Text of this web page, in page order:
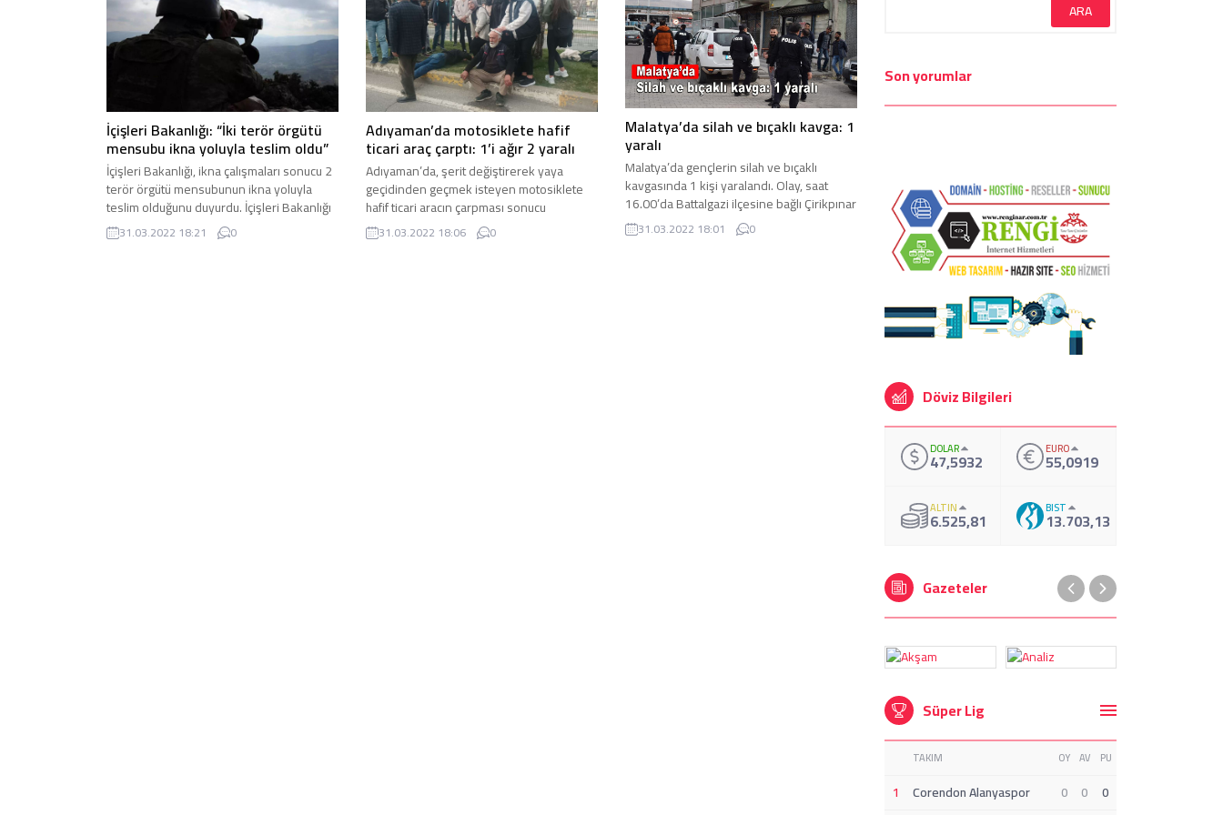
belirlenemeyen bir işçi dengesini
kaybederek inşaatın 6. katından aşağıya
düştü. Olayı fark eden inşaattaki diğer...
İçişleri Bakanlığı: “İki terör örgütü
mensubu ikna yoluyla teslim oldu”
İçişleri Bakanlığı, ikna çalışmaları sonucu 2
terör örgütü mensubunun ikna yoluyla
teslim olduğunu duyurdu. İçişleri Bakanlığı
tarafından yapılan ...
31.03.2022 18:21 0
Adıyaman’da motosiklete hafif
ticari araç çarptı: 1’i ağır 2 yaralı
Adıyaman’da, şerit değiştirerek yaya
geçidinden geçmek isteyen motosiklete
hafif ticari aracın çarpması sonucu
meydana gelen kazada 1’i ağır 2 ...
31.03.2022 18:06 0
Malatya’da silah ve bıçaklı kavga: 1
yaralı
Malatya’da gençlerin silah ve bıçaklı
kavgasında 1 kişi yaralandı. Olay, saat
16.00’da Battalgazi ilçesine bağlı Çirikpınar
Mahallesi’nde meydana ...
31.03.2022 18:01 0
Son yorumlar
Döviz Bilgileri
DOLAR
47,5932 EURO
55,0919
ALTIN
6.525,81 BIST
13.703,13
Gazeteler
Süper Lig
TAKIM OY AV PU
1 Corendon Alanyaspor 0 0
0